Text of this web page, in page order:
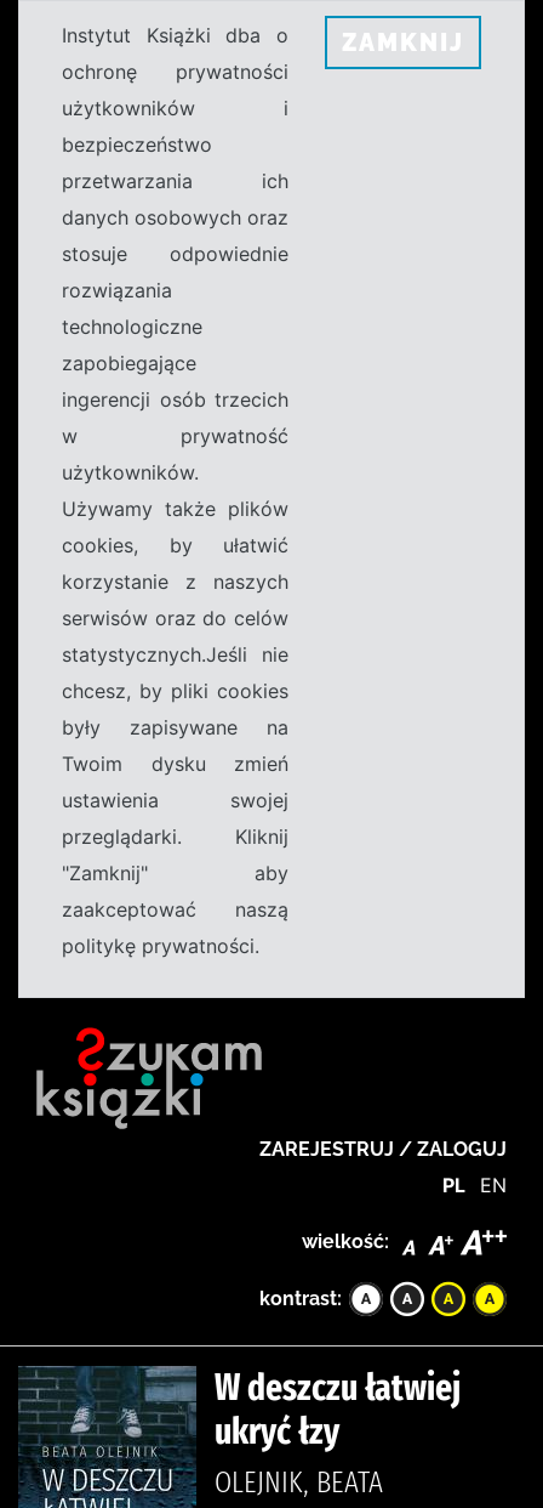
Instytut Książki dba o
ochronę prywatności
użytkowników i
bezpieczeństwo
przetwarzania ich
danych osobowych oraz
stosuje odpowiednie
rozwiązania
technologiczne
zapobiegające
ingerencji osób trzecich
w prywatność
użytkowników.
Używamy także plików
cookies, by ułatwić
korzystanie z naszych
serwisów oraz do celów
statystycznych.Jeśli nie
chcesz, by pliki cookies
były zapisywane na
Twoim dysku zmień
ustawienia swojej
przeglądarki. Kliknij
"Zamknij" aby
zaakceptować naszą
politykę prywatności.
ZAMKNIJ
ZAREJESTRUJ / ZALOGUJ
PL EN
wielkość:
kontrast:
W deszczu łatwiej
ukryć łzy
OLEJNIK, BEATA